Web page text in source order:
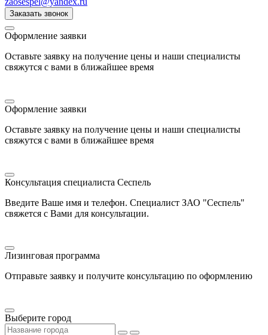
Заказать звонок
Оформление заявки
Оставьте заявку на получение цены и наши специалисты
свяжутся с вами в ближайшее время
Оформление заявки
Оставьте заявку на получение цены и наши специалисты
свяжутся с вами в ближайшее время
Консультация специалиста Сеспель
Введите Ваше имя и телефон. Специалист ЗАО "Сеспель"
свяжется с Вами для консультации.
Лизинговая программа
Отправьте заявку и получите консультацию по оформлению
Выберите город